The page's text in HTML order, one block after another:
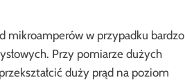
mikroamperów w przypadku bardzo
Przy pomiarze dużych
duży prąd na poziom